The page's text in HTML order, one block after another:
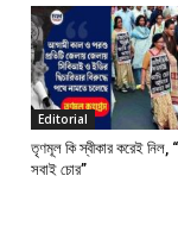
Editorial
তৃণমূল কি স্বীকার করেই নিল,
সবাই চোর”